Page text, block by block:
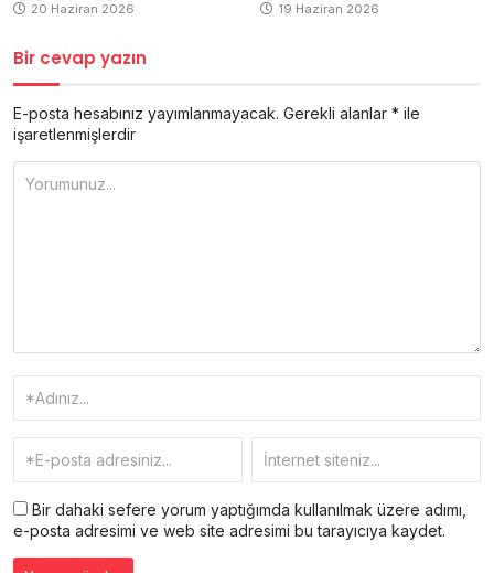
20 Haziran 2026 19 Haziran 2026
Bir cevap yazın
E-posta hesabınız yayımlanmayacak. Gerekli alanlar * ile
işaretlenmişlerdir
Bir dahaki sefere yorum yaptığımda kullanılmak üzere adımı,
e-posta adresimi ve web site adresimi bu tarayıcıya kaydet.